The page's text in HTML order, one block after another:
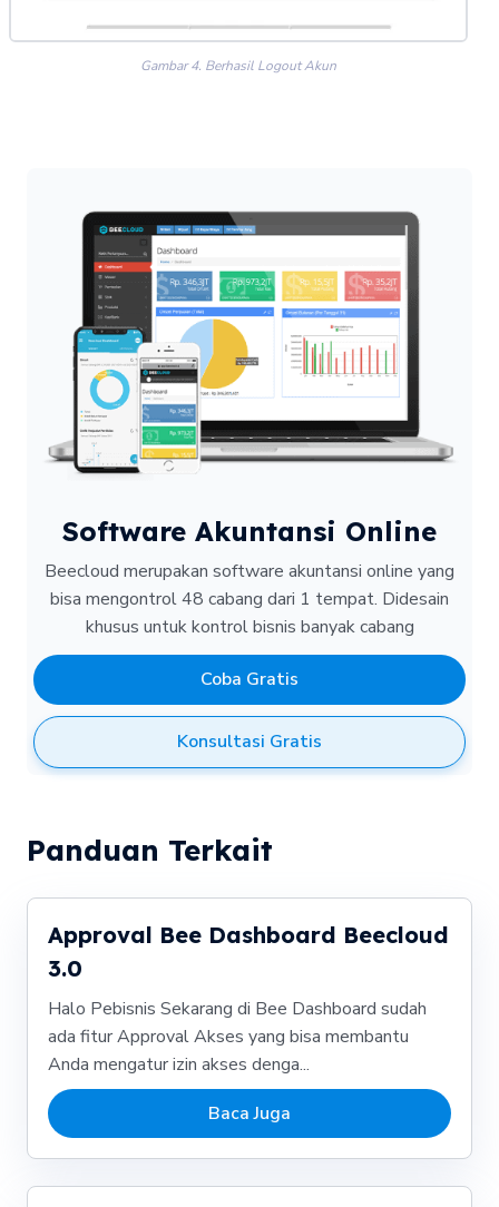
Gambar 4. Berhasil Logout Akun
Software Akuntansi Online
Beecloud merupakan software akuntansi online yang
bisa mengontrol 48 cabang dari 1 tempat. Didesain
khusus untuk kontrol bisnis banyak cabang
Coba Gratis
Konsultasi Gratis
Panduan Terkait
Approval Bee Dashboard Beecloud
3.0
Halo Pebisnis Sekarang di Bee Dashboard sudah
ada fitur Approval Akses yang bisa membantu
Anda mengatur izin akses denga...
Baca Juga